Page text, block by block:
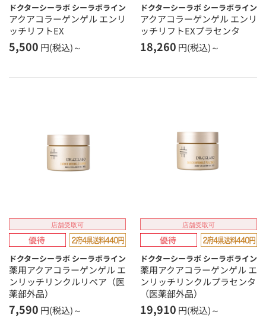
ドクターシーラボ シーラボライン
アクアコラーゲンゲル エンリ
ッチリフトEX
5,500 円(税込)～
ドクターシーラボ シーラボライン
アクアコラーゲンゲル エンリ
ッチリフトEXプラセンタ
18,260 円(税込)～
店舗受取可
ドクターシーラボ シーラボライン
薬用アクアコラーゲンゲル エ
ンリッチリンクルリペア（医
薬部外品）
7,590 円(税込)～
店舗受取可
ドクターシーラボ シーラボライン
薬用アクアコラーゲンゲル エ
ンリッチリンクルプラセンタ
（医薬部外品）
19,910 円(税込)～